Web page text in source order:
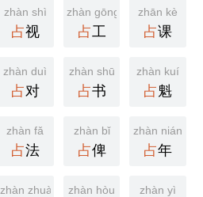
zhàn shì
占视
zhàn gōng
占工
zhān kè
占课
zhàn duì
占对
zhàn shū
占书
zhàn kuí
占 魁
zhàn fǎ
占法
zhàn bǐ
占俾
zhàn nián
占年
zhàn zhuàng zhàn hòu zhàn yì